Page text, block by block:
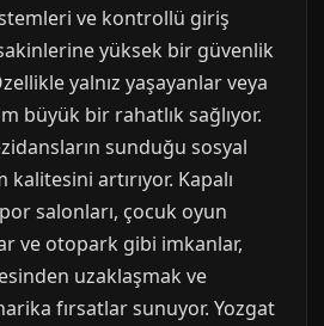
ve kontrollü giriş
yüksek bir güvenlik
yalnız yaşayanlar veya
büyük bir rahatlık sağlıyor.
sunduğu sosyal
artırıyor. Kapalı
salonları, çocuk oyun
ve otopark gibi imkanlar,
uzaklaşmak ve
fırsatlar sunuyor. Yozgat